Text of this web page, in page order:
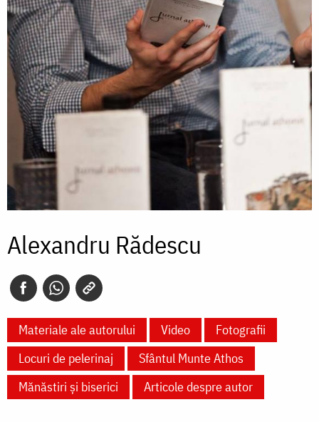
Alexandru Rădescu
Materiale ale autorului Video
Fotografii
Locuri de pelerinaj
Sfântul Munte Athos
Mănăstiri și biserici
Articole despre autor